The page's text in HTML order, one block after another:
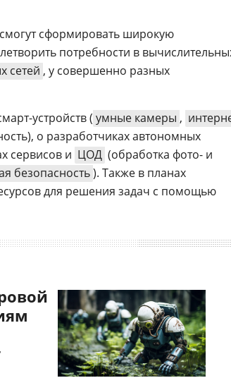
сформировать широкую
потребности в
сетей , у совершенно разных
устройств ( умные камеры ,
о разработчиках автономных
сервисов и ЦОД (обработка фото- и
безопасность). Также в планах
для решения задач с помощью